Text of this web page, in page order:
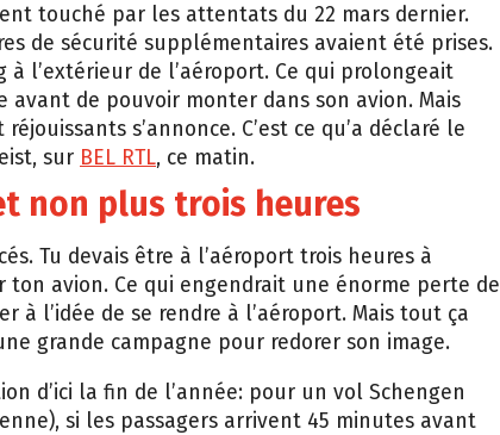
touché par les attentats du 22 mars dernier.
de sécurité supplémentaires avaient été prises.
l’extérieur de l’aéroport. Ce qui prolongeait
de pouvoir monter dans son avion. Mais
s’annonce. C’est ce qu’a déclaré le
sur BEL RTL, ce matin.
non plus trois heures
Tu devais être à l’aéroport trois heures à
ton avion. Ce qui engendrait une énorme perte de
l’idée de se rendre à l’aéroport. Mais tout ça
grande campagne pour redorer son image.
d’ici la fin de l’année: pour un vol Schengen
si les passagers arrivent 45 minutes avant